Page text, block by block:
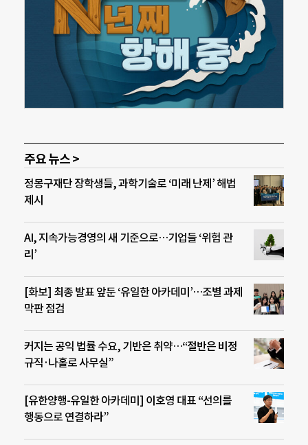
주요 뉴스 >
정몽구재단 장학생들, 과학기술로 ‘미래 난제’ 해법
제시
AI, 지속가능경영의 새 기준으로…기업들 ‘위험 관
리’
[화보] 최종 발표 앞둔 ‘유일한 아카데미’…조별 과제
막판 점검
커지는 공익 법률 수요, 기반은 취약…“절반은 비정
규직·나홀로 사무실”
[유한양행-유일한 아카데미] 이호영 대표 “선의를
행동으로 연결하라”